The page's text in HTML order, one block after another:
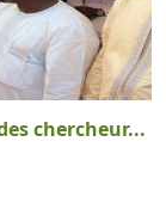
chercheur...